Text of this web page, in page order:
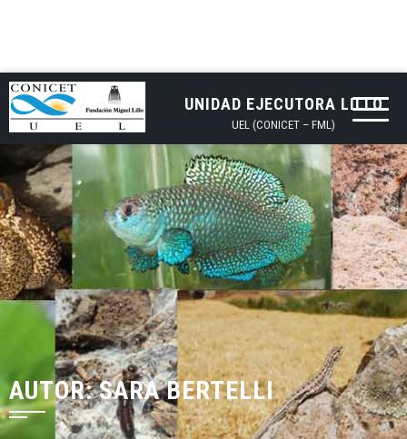
UNIDAD EJECUTORA LILLO
UEL (CONICET – FML)
AUTOR:SARA BERTELLI